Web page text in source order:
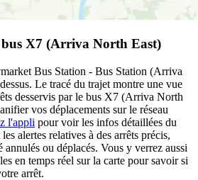
bus X7 (Arriva North East)
Bus Station - Bus Station (Arriva
Le tracé du trajet montre une vue
desservis par le bus X7 (Arriva North
vos déplacements sur le réseau
l'appli pour voir les infos détaillées du
alertes relatives à des arrêts précis,
annulés ou déplacés. Vous y verrez aussi
en temps réel sur la carte pour savoir si
arrêt.